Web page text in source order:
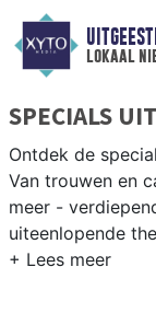
lokaal
SPECIALS
Ontdek de
Van trouwen en
meer -
uiteenlopende